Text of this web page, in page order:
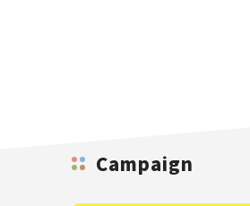
Campaign